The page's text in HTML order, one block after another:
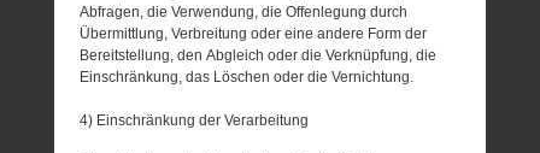
Abfragen, die Verwendung, die Offenlegung durch
Übermittlung, Verbreitung oder eine andere Form der
Bereitstellung, den Abgleich oder die Verknüpfung, die
Einschränkung, das Löschen oder die Vernichtung.
4) Einschränkung der Verarbeitung